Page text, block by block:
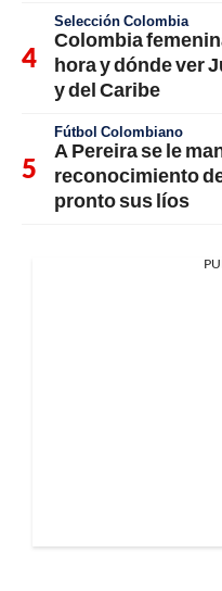
Selección Colombia
Colombia
hora y dónde ver
y del Caribe
Fútbol Colombiano
A Pereira se le
reconocimiento
pronto sus líos